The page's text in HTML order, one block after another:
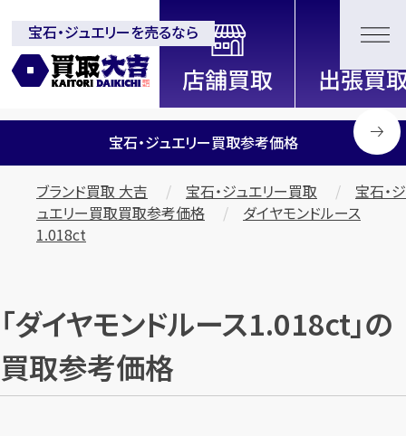
全国2200店舗以上展開中！信頼と実績の買取専門店「買取大
吉」
宝石・ジュエリーを売るなら
宝石・ジュエリー買取参考価格
ブランド買取 大吉 宝石・ジュエリー買取
宝石・ジ
ュエリー買取買取参考価格
ダイヤモンドルース
1.018ct
「ダイヤモンドルース1.018ct」の
買取参考価格